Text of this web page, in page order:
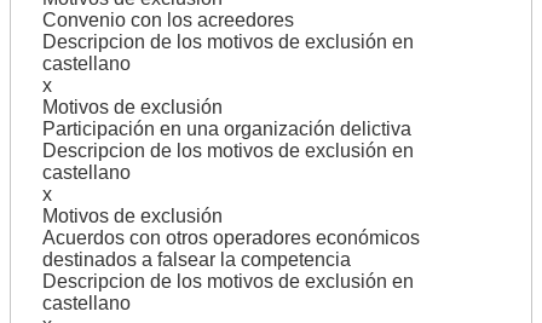
Convenio con los acreedores
Descripcion de los motivos de exclusión en
castellano
x
Motivos de exclusión
Participación en una organización delictiva
Descripcion de los motivos de exclusión en
castellano
x
Motivos de exclusión
Acuerdos con otros operadores económicos
destinados a falsear la competencia
Descripcion de los motivos de exclusión en
castellano